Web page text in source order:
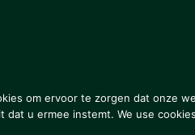
Molen EIS Colofon Disclaimer
om ervoor te zorgen dat onze
dat u ermee instemt. We use